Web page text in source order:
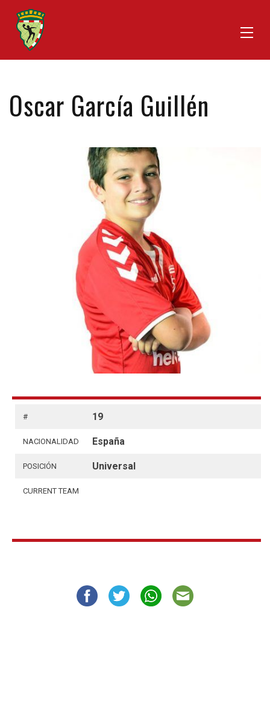
Oscar García Guillén
# 19
NACIONALIDAD España
POSICIÓN Universal
CURRENT TEAM